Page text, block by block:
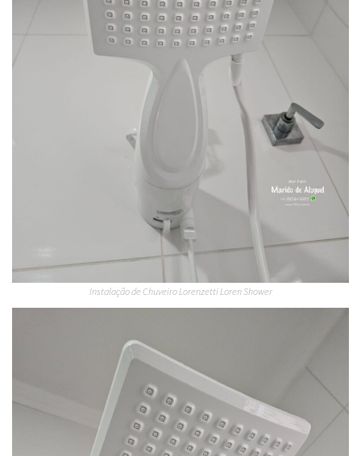
Instalação de Chuveiro Lorenzetti Loren Shower